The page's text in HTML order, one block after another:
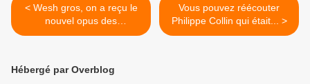
< Wesh gros, on a reçu le
nouvel opus des
aventures...
Vous pouvez réécouter
Philippe Collin qui était... >
Hébergé par Overblog